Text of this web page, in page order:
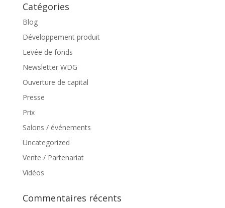
Catégories
Blog
Développement produit
Levée de fonds
Newsletter WDG
Ouverture de capital
Presse
Prix
Salons / événements
Uncategorized
Vente / Partenariat
Vidéos
Commentaires récents